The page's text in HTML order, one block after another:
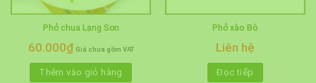
Phở chua Lạng Sơn
60.000₫ Giá chưa gồm VAT
Thêm vào giỏ hàng
Phở xào Bò
Liên hệ
Đọc tiếp